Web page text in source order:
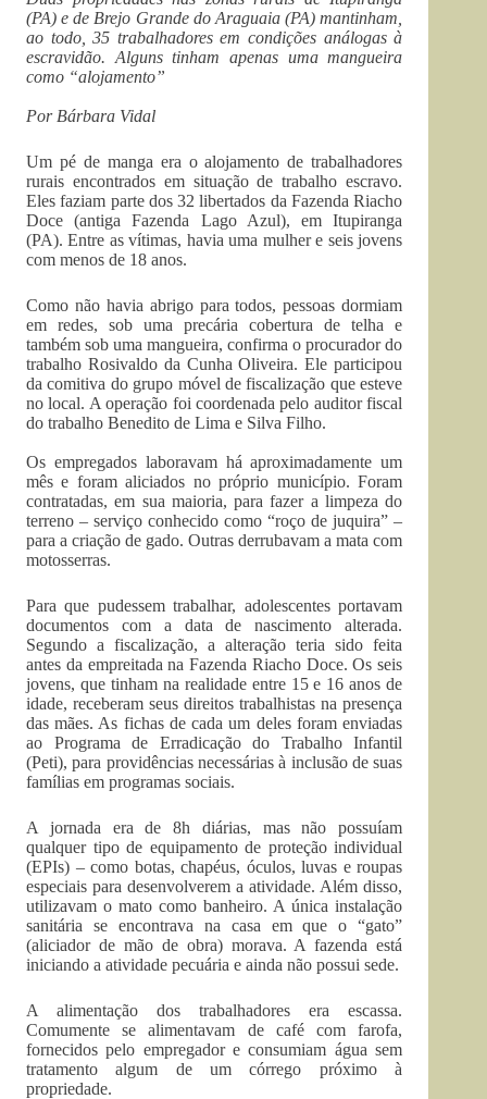
(PA) e de Brejo Grande do Araguaia (PA) mantinham,
ao todo, 35 trabalhadores em condições análogas à
escravidão. Alguns tinham apenas uma mangueira
como “alojamento”
Por Bárbara Vidal
Um pé de manga era o alojamento de trabalhadores
rurais encontrados em situação de trabalho escravo.
Eles faziam parte dos 32 libertados da Fazenda Riacho
Doce (antiga Fazenda Lago Azul), em Itupiranga
(PA). Entre as vítimas, havia uma mulher e seis jovens
com menos de 18 anos.
Como não havia abrigo para todos, pessoas dormiam
em redes, sob uma precária cobertura de telha e
também sob uma mangueira, confirma o procurador do
trabalho Rosivaldo da Cunha Oliveira. Ele participou
da comitiva do grupo móvel de fiscalização que esteve
no local. A operação foi coordenada pelo auditor fiscal
do trabalho Benedito de Lima e Silva Filho.
Os empregados laboravam há aproximadamente um
mês e foram aliciados no próprio município. Foram
contratadas, em sua maioria, para fazer a limpeza do
terreno – serviço conhecido como “roço de juquira” –
para a criação de gado. Outras derrubavam a mata com
motosserras.
Para que pudessem trabalhar, adolescentes portavam
documentos com a data de nascimento alterada.
Segundo a fiscalização, a alteração teria sido feita
antes da empreitada na Fazenda Riacho Doce. Os seis
jovens, que tinham na realidade entre 15 e 16 anos de
idade, receberam seus direitos trabalhistas na presença
das mães. As fichas de cada um deles foram enviadas
ao Programa de Erradicação do Trabalho Infantil
(Peti), para providências necessárias à inclusão de suas
famílias em programas sociais.
A jornada era de 8h diárias, mas não possuíam
qualquer tipo de equipamento de proteção individual
(EPIs) – como botas, chapéus, óculos, luvas e roupas
especiais para desenvolverem a atividade. Além disso,
utilizavam o mato como banheiro. A única instalação
sanitária se encontrava na casa em que o “gato”
(aliciador de mão de obra) morava. A fazenda está
iniciando a atividade pecuária e ainda não possui sede.
A alimentação dos trabalhadores era escassa.
Comumente se alimentavam de café com farofa,
fornecidos pelo empregador e consumiam água sem
tratamento algum de um córrego próximo à
propriedade.